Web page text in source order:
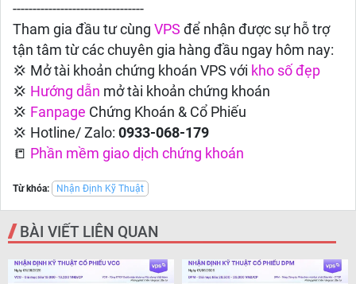
---------------------------------
Tham gia đầu tư cùng VPS để nhận được sự hỗ trợ
tận tâm từ các chuyên gia hàng đầu ngay hôm nay:
💢 Mở tài khoản chứng khoán VPS với kho số đẹp
💢 Hướng dẫn mở tài khoản chứng khoán
💢 Fanpage Chứng Khoán & Cổ Phiếu
💢 Hotline/ Zalo: 0933-068-179
📒 Phần mềm giao dịch chứng khoán
Từ khóa: Nhận Định Kỹ Thuật
BÀI VIẾT LIÊN QUAN